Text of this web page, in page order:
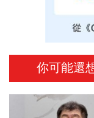
你可能還